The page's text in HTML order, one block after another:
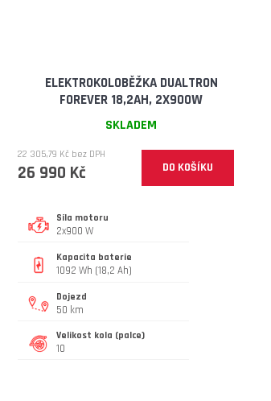
ELEKTROKOLOBĚŽKA DUALTRON
FOREVER 18,2AH, 2X900W
SKLADEM
22 305,79 Kč bez DPH
26 990 Kč DO KOŠÍKU
Síla motoru
2x900 W
Kapacita baterie
1092 Wh (18,2 Ah)
Dojezd
50 km
Velikost kola (palce)
10